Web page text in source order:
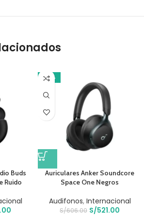
Buds
Ruido
-14%
Auriculares Anker Soundcore
Space One Negros
Audifonos, Internacional
S/606.00 S/521.00